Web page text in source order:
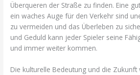
Überqueren der Straße zu finden. Eine
ein waches Auge für den Verkehr sind
zu vermeiden und das Überleben zu
und Geduld kann jeder Spieler seine
und immer weiter kommen.
Die kulturelle Bedeutung und die Zukunft